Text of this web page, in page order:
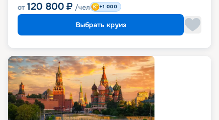
от 120 800 ₽ /чел +1 000
Выбрать круиз